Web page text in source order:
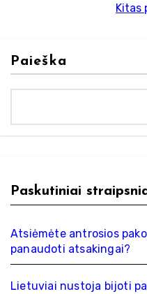
Kitas
Paieška
Paskutiniai
Atsiėmėte antrosios
panaudoti atsakingai?
Lietuviai nustoja bijoti